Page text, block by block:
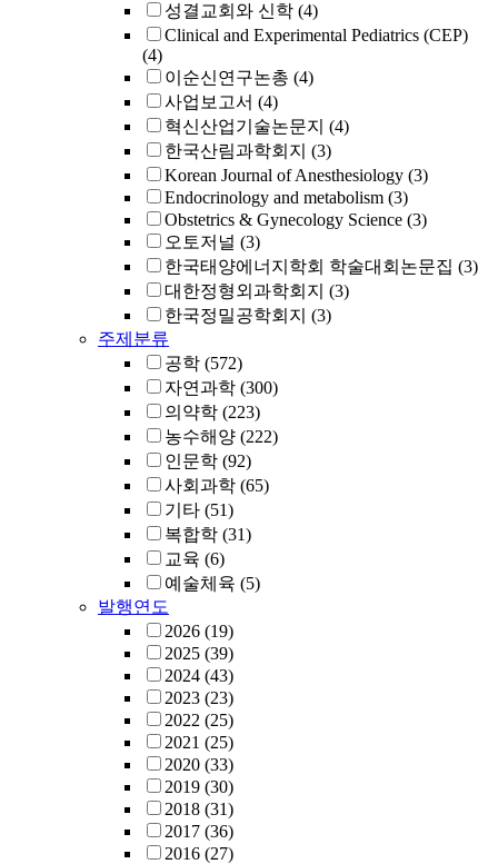
성결교회와 신학 (4)
Clinical and Experimental Pediatrics (CEP)
(4)
이순신연구논총 (4)
사업보고서 (4)
혁신산업기술논문지 (4)
한국산림과학회지 (3)
Korean Journal of Anesthesiology (3)
Endocrinology and metabolism (3)
Obstetrics & Gynecology Science (3)
오토저널 (3)
한국태양에너지학회 학술대회논문집 (3)
대한정형외과학회지 (3)
한국정밀공학회지 (3)
주제분류
공학 (572)
자연과학 (300)
의약학 (223)
농수해양 (222)
인문학 (92)
사회과학 (65)
기타 (51)
복합학 (31)
교육 (6)
예술체육 (5)
발행연도
2026 (19)
2025 (39)
2024 (43)
2023 (23)
2022 (25)
2021 (25)
2020 (33)
2019 (30)
2018 (31)
2017 (36)
2016 (27)